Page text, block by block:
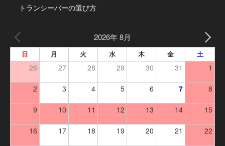
トランシーバーの選び方
2026年 8月
日 月 火 水 木 金 土
26 27 28 29 30 31 1
2 3 4 5 6 7 8
9 10 11 12 13 14 15
16 17 18 19 20 21 22